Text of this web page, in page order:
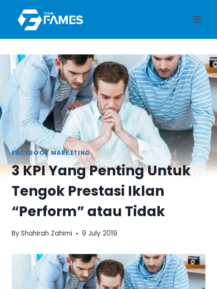
content
FACEBOOK MARKETING
3 KPI Yang Penting Untuk
Tengok Prestasi Iklan
“Perform” atau Tidak
ByShahirah Zahimi 9 July 2019